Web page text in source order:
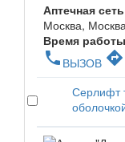
Аптечная
Москва,
Время
phone ВЫЗОВ directions
Серлифт